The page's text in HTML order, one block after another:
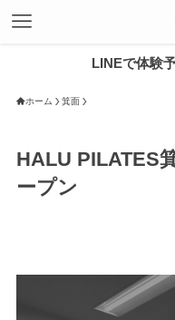
LINEで体験
ホーム 箕面
HALU PILATES
ープン